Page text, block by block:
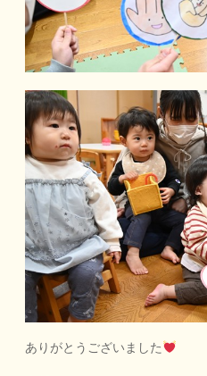
ありがとうございました